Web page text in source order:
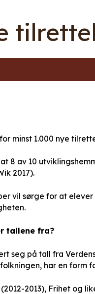
minst 1.000 nye
8 av 10
2017).
vil sørge for at
tallene fra?
seg på tall fra
har en form
2013), Frihet og